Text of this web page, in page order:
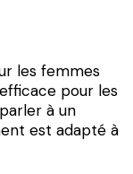
les femmes
pour les
à un
est adapté à